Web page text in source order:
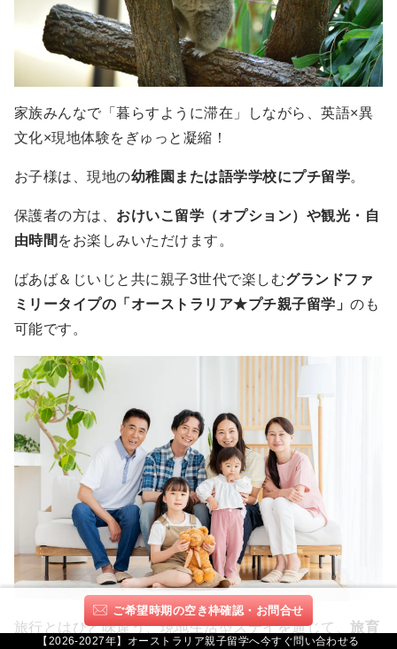
家族みんなで「暮らすように滞在」しながら、英語×異
文化×現地体験をぎゅっと凝縮！
お子様は、現地の幼稚園または語学学校にプチ留学。
保護者の方は、 おけいこ留学（オプション）や観光・自
由時間 をお楽しみいただけます。
ばあば＆じいじと共に親子3世代で楽しむグランドファ
ミリータイプの「オーストラリア★プチ親子留学」のも
可能です。
旅行とはひと味違う、現地生活型ステイを通じて、旅育
ご希望時期の空き枠確認・お問合せ
【2026-2027年】オーストラリア親子留学へ今すぐ問い合わせる